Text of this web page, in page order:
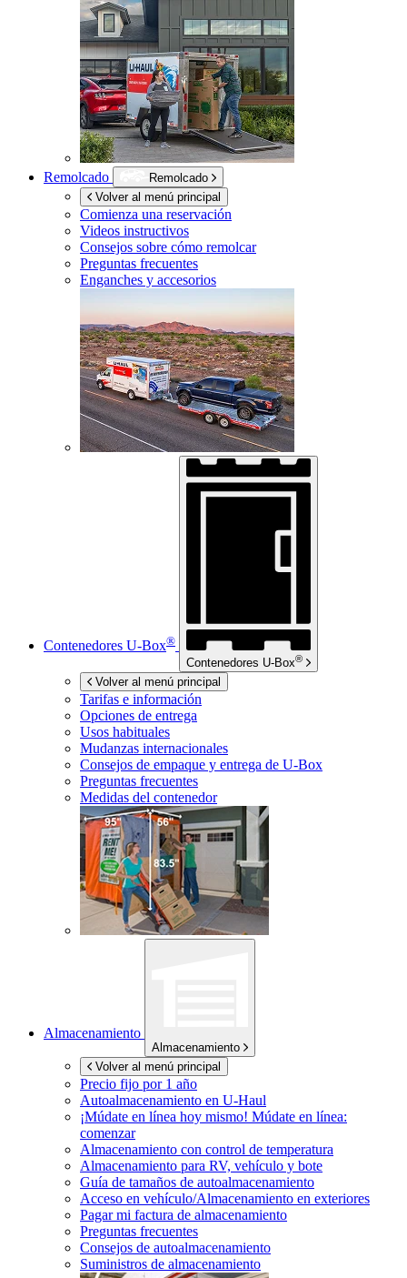
Remolcado
Remolcado
Volver al menú principal
Comienza una reservación
Videos instructivos
Consejos sobre cómo remolcar
Preguntas frecuentes
Enganches y accesorios
Contenedores U-Box®
Contenedores U-Box®
Volver al menú principal
Tarifas e información
Opciones de entrega
Usos habituales
Mudanzas internacionales
Consejos de empaque y entrega de U-Box
Preguntas frecuentes
Medidas del contenedor
Almacenamiento
Almacenamiento
Volver al menú principal
Precio fijo por 1 año
Autoalmacenamiento en U-Haul
¡Múdate en línea hoy mismo! Múdate en línea:
comenzar
Almacenamiento con control de temperatura
Almacenamiento para RV, vehículo y bote
Guía de tamaños de autoalmacenamiento
Acceso en vehículo/Almacenamiento en exteriores
Pagar mi factura de almacenamiento
Preguntas frecuentes
Consejos de autoalmacenamiento
Suministros de almacenamiento